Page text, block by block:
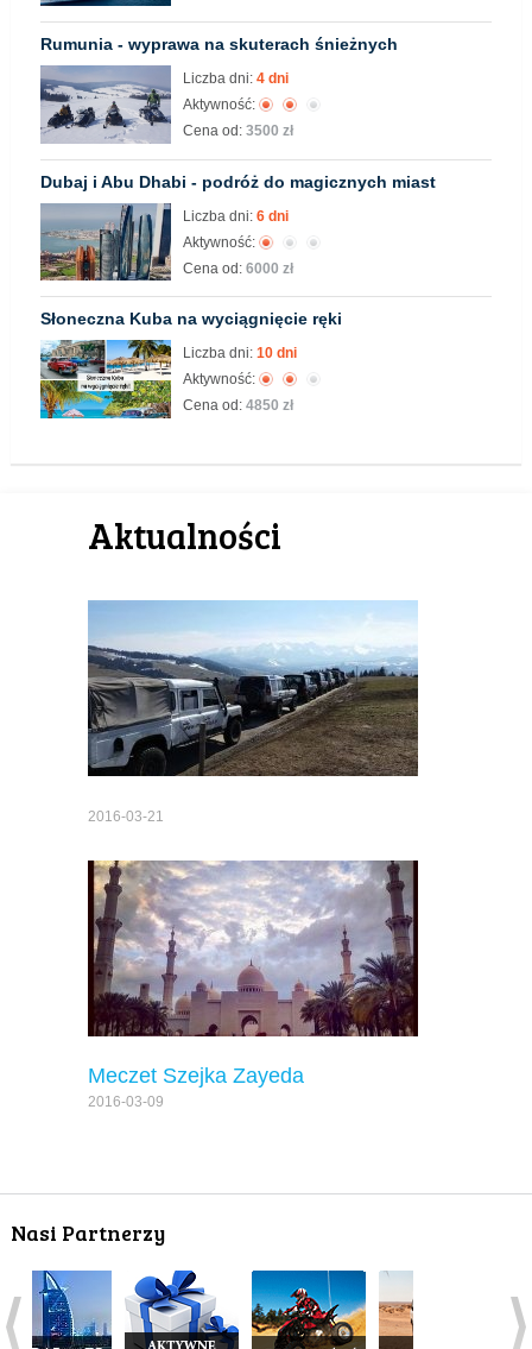
Rumunia - wyprawa na skuterach śnieżnych
Liczba dni: 4 dni
Aktywność:
Cena od: 3500 zł
Dubaj i Abu Dhabi - podróż do magicznych miast
Liczba dni: 6 dni
Aktywność:
Cena od: 6000 zł
Słoneczna Kuba na wyciągnięcie ręki
Liczba dni: 10 dni
Aktywność:
Cena od: 4850 zł
Aktualności
2016-03-21
Meczet Szejka Zayeda
2016-03-09
Nasi Partnerzy